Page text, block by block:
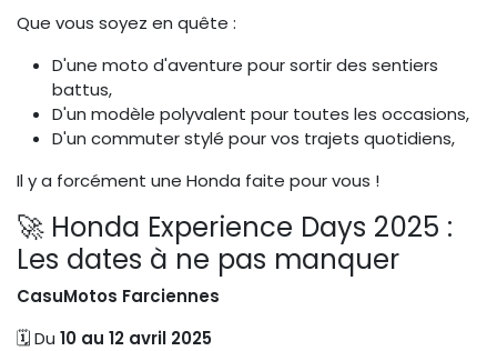
Que vous soyez en quête :
D'une moto d'aventure pour sortir des sentiers
battus,
D'un modèle polyvalent pour toutes les occasions,
D'un commuter stylé pour vos trajets quotidiens,
Il y a forcément une Honda faite pour vous !
🚀 Honda Experience Days 2025 :
Les dates à ne pas manquer
CasuMotos Farciennes
🗓️ Du 10 au 12 avril 2025